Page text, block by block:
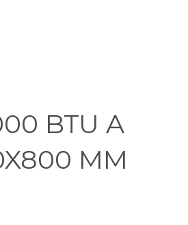
BTU A
MM